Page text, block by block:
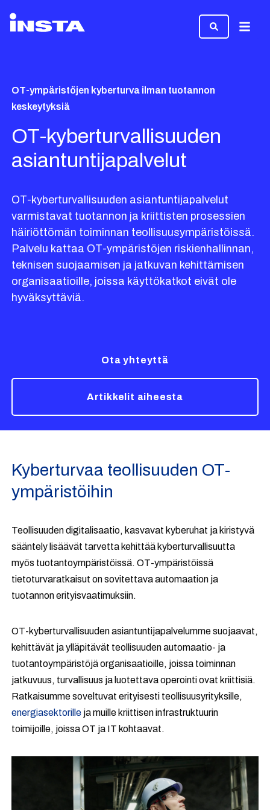
OT-ympäristöjen kyberturva ilman tuotannon
keskeytyksiä
OT-kyberturvallisuuden
asiantuntijapalvelut
OT-kyberturvallisuuden asiantuntijapalvelut
varmistavat tuotannon ja kriittisten prosessien
häiriöttömän toiminnan teollisuusympäristöissä.
Palvelu kattaa OT-ympäristöjen riskienhallinnan,
teknisen suojaamisen ja jatkuvan kehittämisen
organisaatioille, joissa käyttökatkot eivät ole
hyväksyttäviä.
Ota yhteyttä
Artikkelit aiheesta
Kyberturvaa teollisuuden OT-
ympäristöihin
Teollisuuden digitalisaatio, kasvavat kyberuhat ja kiristyvä
sääntely lisäävät tarvetta kehittää kyberturvallisuutta
myös tuotantoympäristöissä. OT-ympäristöissä
tietoturvaratkaisut on sovitettava automaation ja
tuotannon erityisvaatimuksiin.
OT-kyberturvallisuuden asiantuntijapalvelumme suojaavat,
kehittävät ja ylläpitävät teollisuuden automaatio- ja
tuotantoympäristöjä organisaatioille, joissa toiminnan
jatkuvuus, turvallisuus ja luotettava operointi ovat kriittisiä.
Ratkaisumme soveltuvat erityisesti teollisuusyrityksille,
energiasektorille ja muille kriittisen infrastruktuurin
toimijoille, joissa OT ja IT kohtaavat.